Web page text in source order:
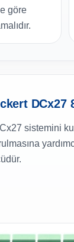
göre
DCx27
sistemini